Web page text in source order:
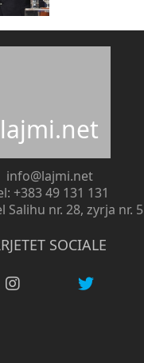
lajmi.net
info@lajmi.net
+383 49 131 131
Salihu nr. 28, zyrja nr. 5
SOCIALE